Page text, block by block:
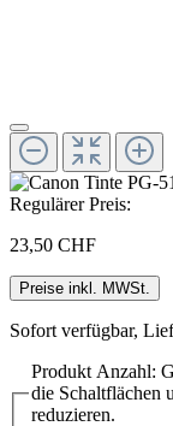
Regulärer Preis:
23,50 CHF
Preise inkl. MWSt.
Sofort verfügbar,
Produkt Anzahl:
die Schaltflächen
reduzieren.